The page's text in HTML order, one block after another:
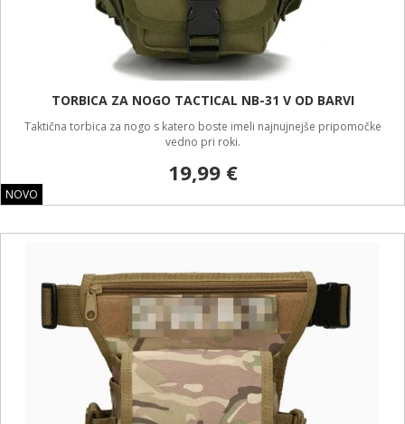
NOVO
TORBICA ZA NOGO TACTICAL NB-31 V OD BARVI
Taktična torbica za nogo s katero boste imeli najnujnejše pripomočke
vedno pri roki.
19,99 €